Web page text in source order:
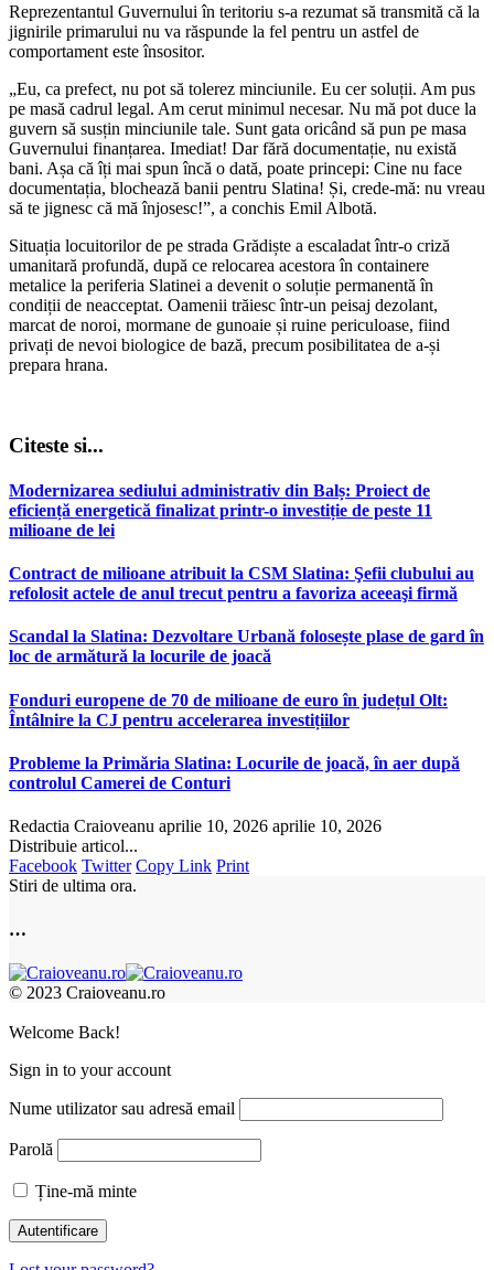
Reprezentantul Guvernului în teritoriu s-a rezumat să transmită că la
jignirile primarului nu va răspunde la fel pentru un astfel de
comportament este însositor.
„Eu, ca prefect, nu pot să tolerez minciunile. Eu cer soluții. Am pus
pe masă cadrul legal. Am cerut minimul necesar. Nu mă pot duce la
guvern să susțin minciunile tale. Sunt gata oricând să pun pe masa
Guvernului finanțarea. Imediat! Dar fără documentație, nu există
bani. Așa că îți mai spun încă o dată, poate princepi: Cine nu face
documentația, blochează banii pentru Slatina! Și, crede-mă: nu vreau
să te jignesc că mă înjosesc!”, a conchis Emil Albotă.
Situația locuitorilor de pe strada Grădiște a escaladat într-o criză
umanitară profundă, după ce relocarea acestora în containere
metalice la periferia Slatinei a devenit o soluție permanentă în
condiții de neacceptat. Oamenii trăiesc într-un peisaj dezolant,
marcat de noroi, mormane de gunoaie și ruine periculoase, fiind
privați de nevoi biologice de bază, precum posibilitatea de a-și
prepara hrana.
Citeste si...
Modernizarea sediului administrativ din Balș: Proiect de
eficiență energetică finalizat printr-o investiție de peste 11
milioane de lei
Contract de milioane atribuit la CSM Slatina: Şefii clubului au
refolosit actele de anul trecut pentru a favoriza aceeaşi firmă
Scandal la Slatina: Dezvoltare Urbană folosește plase de gard în
loc de armătură la locurile de joacă
Fonduri europene de 70 de milioane de euro în județul Olt:
Întâlnire la CJ pentru accelerarea investițiilor
Probleme la Primăria Slatina: Locurile de joacă, în aer după
controlul Camerei de Conturi
Redactia Craioveanu aprilie 10, 2026 aprilie 10, 2026
Distribuie articol...
Facebook Twitter Copy Link Print
Stiri de ultima ora.
…
© 2023 Craioveanu.ro
Welcome Back!
Sign in to your account
Nume utilizator sau adresă email
Parolă
Ține-mă minte